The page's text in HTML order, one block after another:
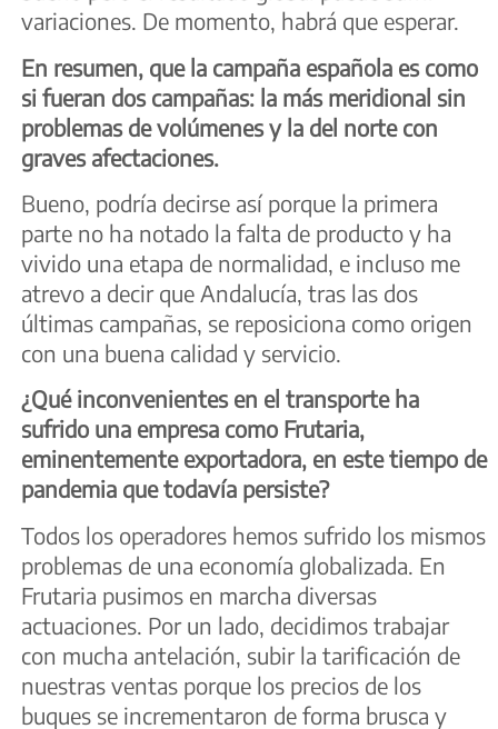
variaciones. De momento, habrá que esperar.
En resumen, que la campaña española es como
si fueran dos campañas: la más meridional sin
problemas de volúmenes y la del norte con
graves afectaciones.
Bueno, podría decirse así porque la primera
parte no ha notado la falta de producto y ha
vivido una etapa de normalidad, e incluso me
atrevo a decir que Andalucía, tras las dos
últimas campañas, se reposiciona como origen
con una buena calidad y servicio.
¿Qué inconvenientes en el transporte ha
sufrido una empresa como Frutaria,
eminentemente exportadora, en este tiempo de
pandemia que todavía persiste?
Todos los operadores hemos sufrido los mismos
problemas de una economía globalizada. En
Frutaria pusimos en marcha diversas
actuaciones. Por un lado, decidimos trabajar
con mucha antelación, subir la tarificación de
nuestras ventas porque los precios de los
buques se incrementaron de forma brusca y